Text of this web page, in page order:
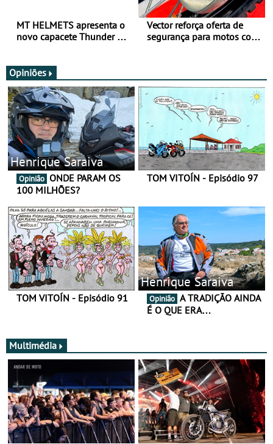
MT HELMETS apresenta o
novo capacete Thunder 4 R
Vector reforça oferta de
segurança para motos com
Opiniões
Henrique Saraiva
Opinião
100 MILHÕES?
TOM VITOÍN - Episódio 97
TOM VITOÍN - Episódio 91
Henrique Saraiva
Opinião
É O QUE ERA…
Multimédia